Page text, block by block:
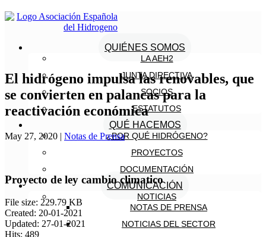
QUIÉNES SOMOS
LA AEH2
JUNTA DIRECTIVA
SOCIOS
ESTATUTOS
QUÉ HACEMOS
¿POR QUÉ HIDRÓGENO?
PROYECTOS
DOCUMENTACIÓN
COMUNICACIÓN
NOTICIAS
NOTAS DE PRENSA
NOTICIAS DEL SECTOR
El hidrógeno impulsa las renovables, que
se convierten en palancas para la
reactivación económica
May 27, 2020 | Notas de Prensa
Proyecto de ley cambio climatico
File size: 229.79 KB
Created: 20-01-2021
Updated: 27-01-2021
Hits: 489